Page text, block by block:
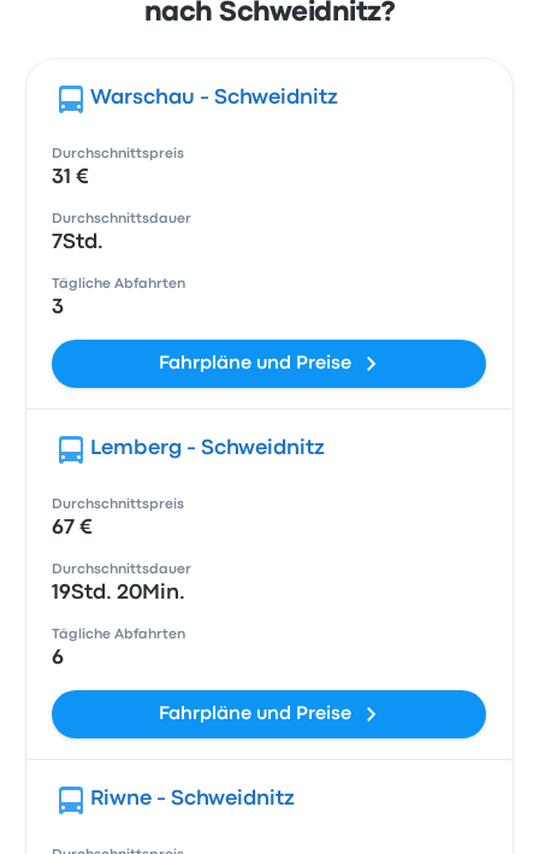
nach Schweidnitz?
Warschau - Schweidnitz
Durchschnittspreis
31 €
Durchschnittsdauer
7Std.
Tägliche Abfahrten
3
Fahrpläne und Preise
Lemberg - Schweidnitz
Durchschnittspreis
67 €
Durchschnittsdauer
19Std. 20Min.
Tägliche Abfahrten
6
Fahrpläne und Preise
Riwne - Schweidnitz